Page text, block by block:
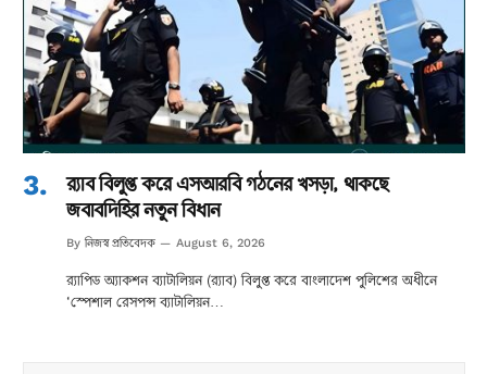
র‌্যাব বিলুপ্ত করে এসআরবি গঠনের খসড়া, থাকছে
জবাবদিহির নতুন বিধান
By নিজস্ব প্রতিবেদক August 6, 2026
র‌্যাপিড অ্যাকশন ব্যাটালিয়ন (র‌্যাব) বিলুপ্ত করে বাংলাদেশ পুলিশের অধীনে
‘স্পেশাল রেসপন্স ব্যাটালিয়ন…